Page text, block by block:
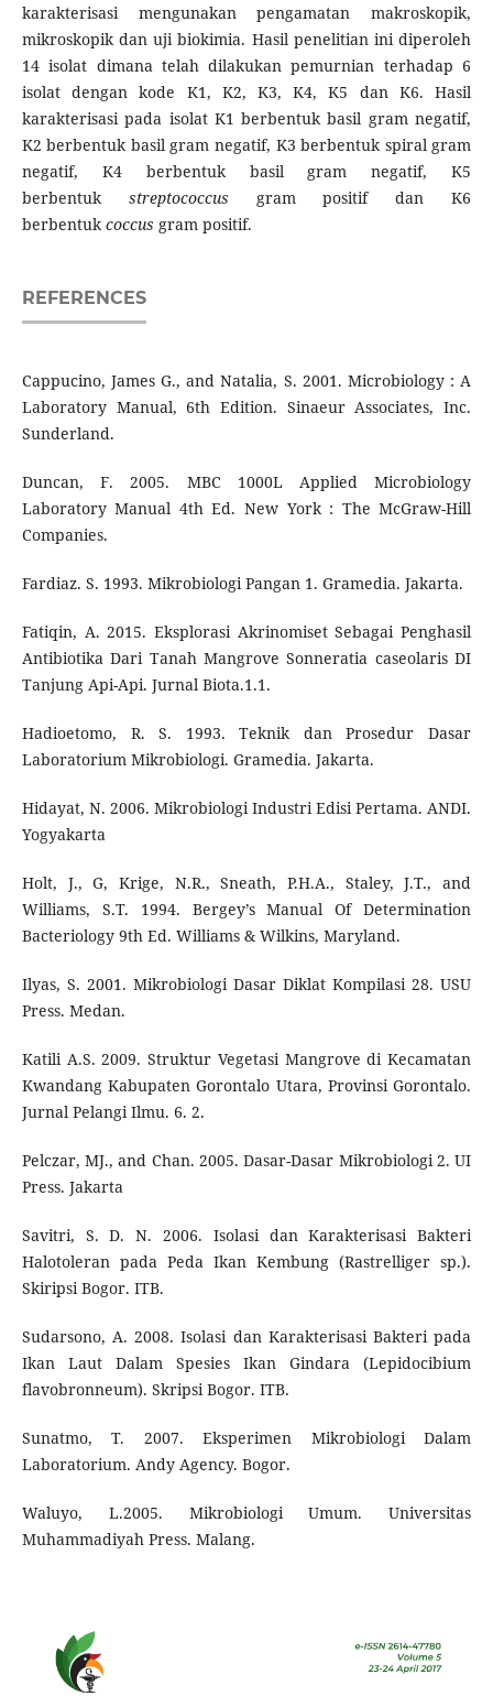
karakterisasi mengunakan pengamatan makroskopik,
mikroskopik dan uji biokimia. Hasil penelitian ini diperoleh
14 isolat dimana telah dilakukan pemurnian terhadap 6
isolat dengan kode K1, K2, K3, K4, K5 dan K6. Hasil
karakterisasi pada isolat K1 berbentuk basil gram negatif,
K2 berbentuk basil gram negatif, K3 berbentuk spiral gram
negatif, K4 berbentuk basil gram negatif, K5
berbentuk streptococcus gram positif dan K6
berbentuk coccus gram positif.
REFERENCES
Cappucino, James G., and Natalia, S. 2001. Microbiology : A
Laboratory Manual, 6th Edition. Sinaeur Associates, Inc.
Sunderland.
Duncan, F. 2005. MBC 1000L Applied Microbiology
Laboratory Manual 4th Ed. New York : The McGraw-Hill
Companies.
Fardiaz. S. 1993. Mikrobiologi Pangan 1. Gramedia. Jakarta.
Fatiqin, A. 2015. Eksplorasi Akrinomiset Sebagai Penghasil
Antibiotika Dari Tanah Mangrove Sonneratia caseolaris DI
Tanjung Api-Api. Jurnal Biota.1.1.
Hadioetomo, R. S. 1993. Teknik dan Prosedur Dasar
Laboratorium Mikrobiologi. Gramedia. Jakarta.
Hidayat, N. 2006. Mikrobiologi Industri Edisi Pertama. ANDI.
Yogyakarta
Holt, J., G, Krige, N.R., Sneath, P.H.A., Staley, J.T., and
Williams, S.T. 1994. Bergey’s Manual Of Determination
Bacteriology 9th Ed. Williams & Wilkins, Maryland.
Ilyas, S. 2001. Mikrobiologi Dasar Diklat Kompilasi 28. USU
Press. Medan.
Katili A.S. 2009. Struktur Vegetasi Mangrove di Kecamatan
Kwandang Kabupaten Gorontalo Utara, Provinsi Gorontalo.
Jurnal Pelangi Ilmu. 6. 2.
Pelczar, MJ., and Chan. 2005. Dasar-Dasar Mikrobiologi 2. UI
Press. Jakarta
Savitri, S. D. N. 2006. Isolasi dan Karakterisasi Bakteri
Halotoleran pada Peda Ikan Kembung (Rastrelliger sp.).
Skiripsi Bogor. ITB.
Sudarsono, A. 2008. Isolasi dan Karakterisasi Bakteri pada
Ikan Laut Dalam Spesies Ikan Gindara (Lepidocibium
flavobronneum). Skripsi Bogor. ITB.
Sunatmo, T. 2007. Eksperimen Mikrobiologi Dalam
Laboratorium. Andy Agency. Bogor.
Waluyo, L.2005. Mikrobiologi Umum. Universitas
Muhammadiyah Press. Malang.